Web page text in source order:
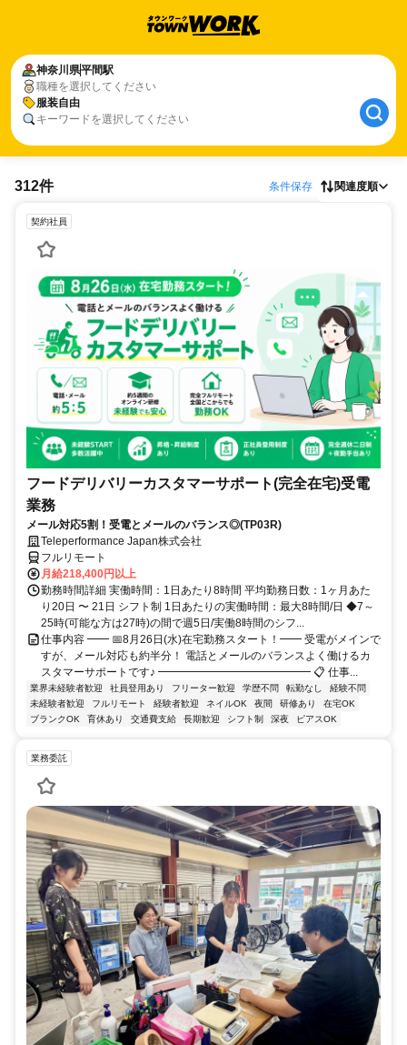
神奈川県平間駅
職種を選択してください
服装自由
キーワードを選択してください
312件 条件保存 関連度順
契約社員
フードデリバリーカスタマーサポート(完全在宅)受電
業務
メール対応5割！受電とメールのバランス◎(TP03R)
Teleperformance Japan株式会社
フルリモート
月給218,400円以上
勤務時間詳細 実働時間：1日あたり8時間 平均勤務日数：1ヶ月あた
り20日 〜 21日 シフト制 1日あたりの実働時間：最大8時間/日 ◆7～
25時(可能な方は27時)の間で週5日/実働8時間のシフ...
仕事内容 ━━ 📅8月26日(水)在宅勤務スタート！━━ 受電がメインで
すが、メール対応も約半分！ 電話とメールのバランスよく働けるカ
スタマーサポートです♪ ━━━━━━━━━━━━━━ 📋 仕事...
業界未経験者歓迎 社員登用あり フリーター歓迎 学歴不問 転勤なし
経験不問
未経験者歓迎
フルリモート 経験者歓迎 ネイルOK 夜間 研修あり
在宅OK
ブランクOK
育休あり 交通費支給 長期歓迎 シフト制 深夜 ピアスOK
業務委託